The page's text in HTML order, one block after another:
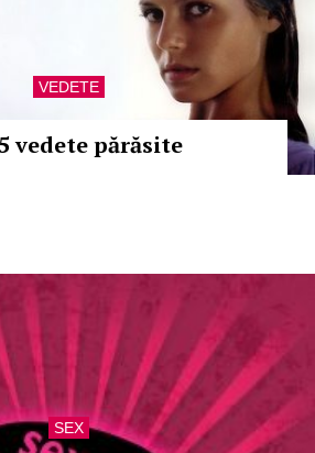
VEDETE
vedete părăsite
SEX